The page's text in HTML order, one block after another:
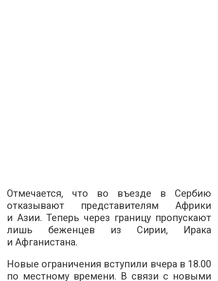
Отмечается, что во въезде в Сербию
отказывают представителям Африки
и Азии. Теперь через границу пропускают
лишь беженцев из Сирии, Ирака
и Афганистана.
Новые ограничения вступили вчера в 18.00
по местному времени. В связи с новыми